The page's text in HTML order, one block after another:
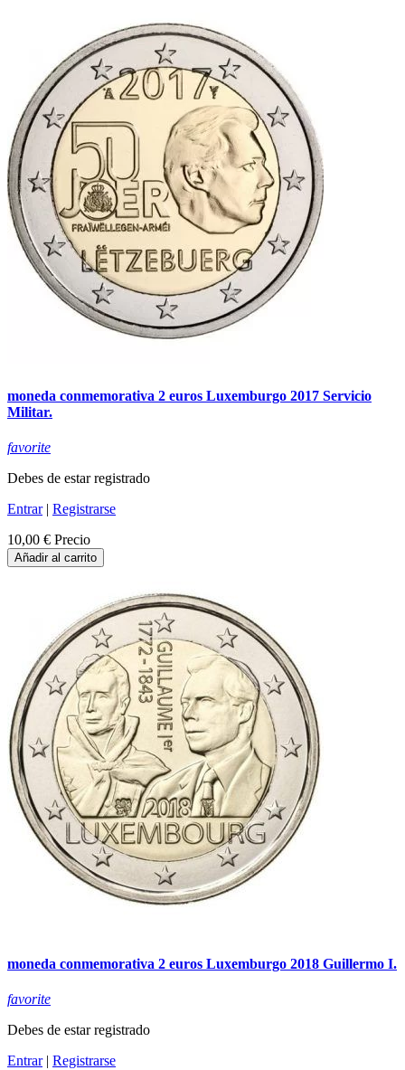
moneda conmemorativa 2 euros Luxemburgo 2017 Servicio
Militar.
favorite
Debes de estar registrado
Entrar| Registrarse
10,00 € Precio
Añadir al carrito
moneda conmemorativa 2 euros Luxemburgo 2018 Guillermo I.
favorite
Debes de estar registrado
Entrar| Registrarse